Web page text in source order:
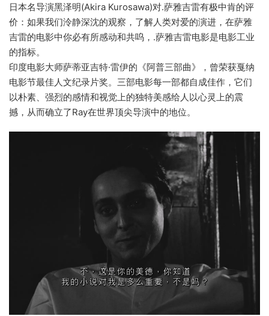
日本名导演黑泽明(Akira Kurosawa)对.萨雅吉雷有极中肯的评
价：如果我们泠静深沈的观察，了解人类对爱的演进，在萨雅
吉雷的电影中你必有所感动和共呜，.萨雅吉雷电影是电影工业
的指标。
印度电影大师萨蒂亚吉特·雷伊的《阿普三部曲》，曾荣获戛纳
电影节最佳人文纪录片奖。三部电影每一部都自成佳作，它们
以朴素、强烈的感情和视觉上的独特美感给人以心灵上的震
撼，从而确立了Ray在世界顶尖导演中的地位。